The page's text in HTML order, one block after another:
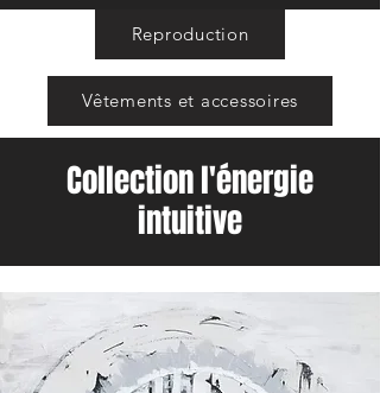
Reproduction
Vêtements et accessoires
Collection l'énergie
intuitive